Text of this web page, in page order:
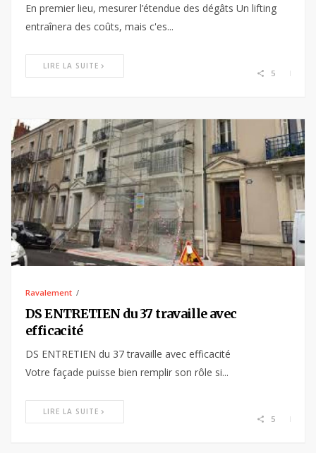
En premier lieu, mesurer l’étendue des dégâts Un lifting
entraînera des coûts, mais c'es...
LIRE LA SUITE
5
Ravalement
DS ENTRETIEN du 37 travaille avec
efficacité
DS ENTRETIEN du 37 travaille avec efficacité
Votre façade puisse bien remplir son rôle si...
LIRE LA SUITE
5